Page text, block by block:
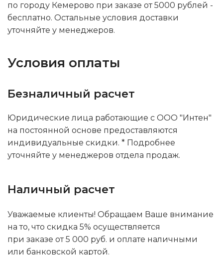
по городу Кемерово при заказе от 5000 рублей -
бесплатно. Остальные условия доставки
уточняйте у менеджеров.
Условия оплаты
Безналичный расчет
Юридические лица работающие с ООО "Интен"
на постоянной основе предоставляются
индивидуальные скидки. * Подробнее
уточняйте у менеджеров отдела продаж.
Наличный расчет
Уважаемые клиенты! Обращаем Ваше внимание
на то, что скидка 5% осуществляется
при заказе от 5 000 руб. и оплате наличными
или банковской картой.